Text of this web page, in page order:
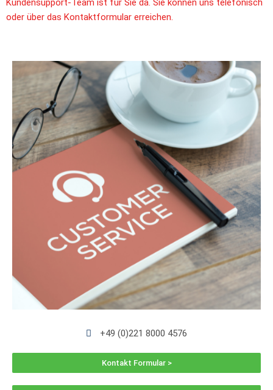
Kundensupport-Team ist für Sie da. Sie können uns telefonisch
oder über das Kontaktformular erreichen.
+49 (0)221 8000 4576
Kontakt Formular >